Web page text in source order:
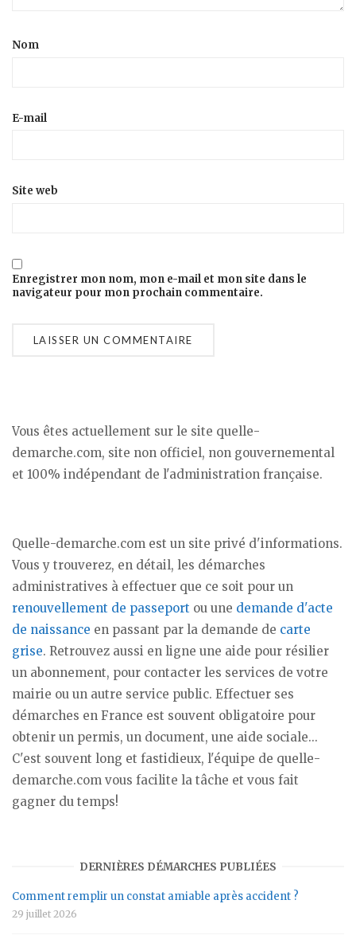
Nom
E-mail
Site web
Enregistrer mon nom, mon e-mail et mon site dans le
navigateur pour mon prochain commentaire.
Vous êtes actuellement sur le site quelle-
demarche.com, site non officiel, non gouvernemental
et 100% indépendant de l'administration française.
Quelle-demarche.com est un site privé d'informations.
Vous y trouverez, en détail, les démarches
administratives à effectuer que ce soit pour un
renouvellement de passeport ou une demande d'acte
de naissance en passant par la demande de carte
grise. Retrouvez aussi en ligne une aide pour résilier
un abonnement, pour contacter les services de votre
mairie ou un autre service public. Effectuer ses
démarches en France est souvent obligatoire pour
obtenir un permis, un document, une aide sociale...
C'est souvent long et fastidieux, l'équipe de quelle-
demarche.com vous facilite la tâche et vous fait
gagner du temps!
DERNIÈRES DÉMARCHES PUBLIÉES
Comment remplir un constat amiable après accident ?
29 juillet 2026